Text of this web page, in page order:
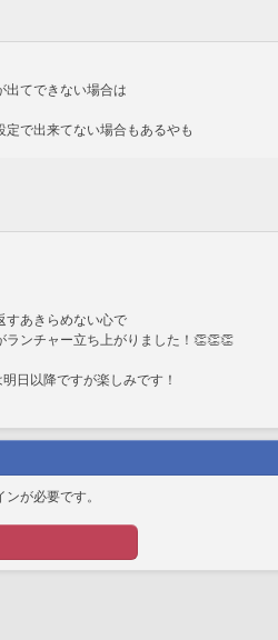
出てできない場合は
で出来てない場合もあるやも
すあきらめない心で
ンチャー立ち上がりました！👏👏👏
日以降ですが楽しみです！
が必要です。